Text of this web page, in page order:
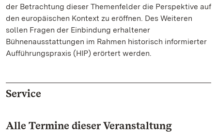
der Betrachtung dieser Themenfelder die Perspektive auf
den europäischen Kontext zu eröffnen. Des Weiteren
sollen Fragen der Einbindung erhaltener
Bühnenausstattungen im Rahmen historisch informierter
Aufführungspraxis (HIP) erörtert werden.
Service
Alle Termine dieser Veranstaltung